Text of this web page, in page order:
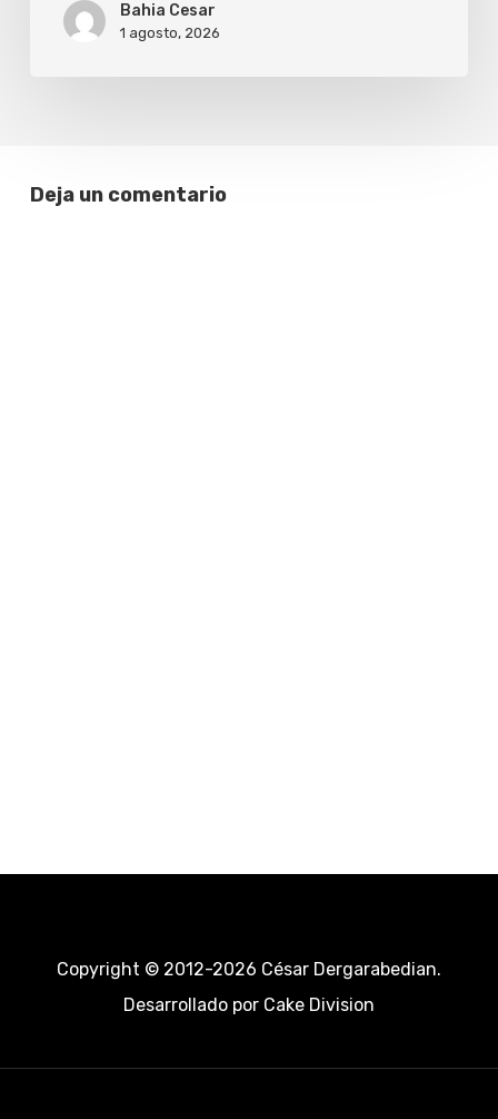
Bahia Cesar
1 agosto, 2026
Deja un comentario
Copyright © 2012-2026 César Dergarabedian.
Desarrollado porCake Division